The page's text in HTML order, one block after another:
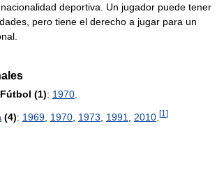
deportiva. Un jugador puede tener
pero tiene el derecho a jugar para un
(1): 1970
(4): 1969 1970 1973 1991 2010 [1 ]